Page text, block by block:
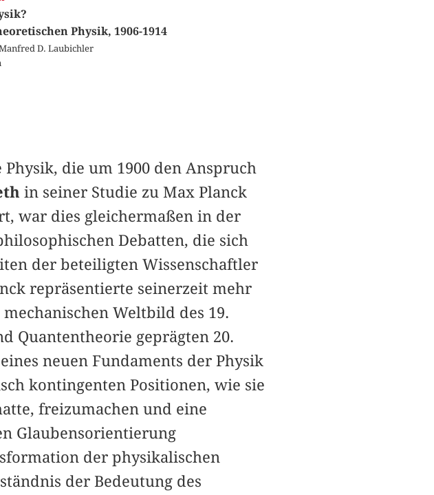
Physik, 1906-1914
D. Laubichler
die um 1900 den Anspruch
in seiner Studie zu Max Planck
war dies gleichermaßen in der
Debatten, die sich
der beteiligten Wissenschaftler
repräsentierte seinerzeit mehr
Weltbild des 19.
Quantentheorie geprägten 20.
neuen Fundaments der Physik
kontingenten Positionen, wie sie
freizumachen und eine
Glaubensorientierung
der physikalischen
der Bedeutung des